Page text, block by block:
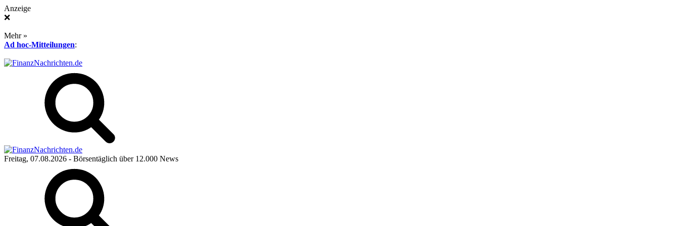
Anzeige
❌
Mehr »
Ad hoc-Mitteilungen:
Freitag, 07.08.2026 - Börsentäglich über 12.000 News